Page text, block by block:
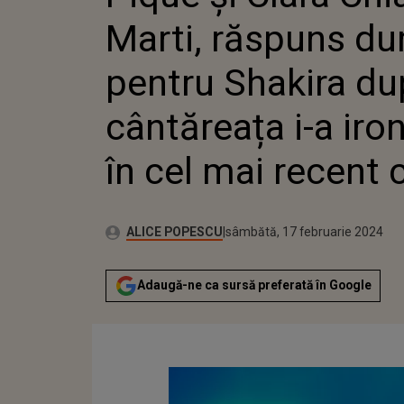
Marti, răspuns
pentru Shakira
cântăreața i-a
în cel mai recent
Autor:ALICE POPESCUPublicat:
vineri, 17 februarie 2023
Actualizat:
sâmbătă, 17 februarie 2024
Adaugă-ne ca sursă preferată în Google